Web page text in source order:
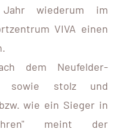
wiederum im
VIVA einen
dem Neufelder-
sowie stolz und
wie ein Sieger in
meint der